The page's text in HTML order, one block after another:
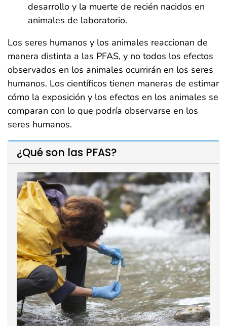
desarrollo y la muerte de recién nacidos en
animales de laboratorio.
Los seres humanos y los animales reaccionan de
manera distinta a las PFAS, y no todos los efectos
observados en los animales ocurrirán en los seres
humanos. Los científicos tienen maneras de estimar
cómo la exposición y los efectos en los animales se
comparan con lo que podría observarse en los
seres humanos.
¿Qué son las PFAS?